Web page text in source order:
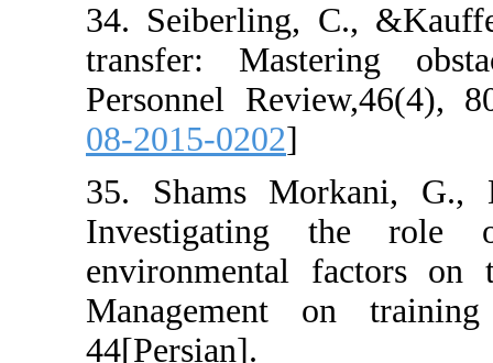
34.
transfer:
Personnel
08-2015-0202
35. Shams
environmental
Management